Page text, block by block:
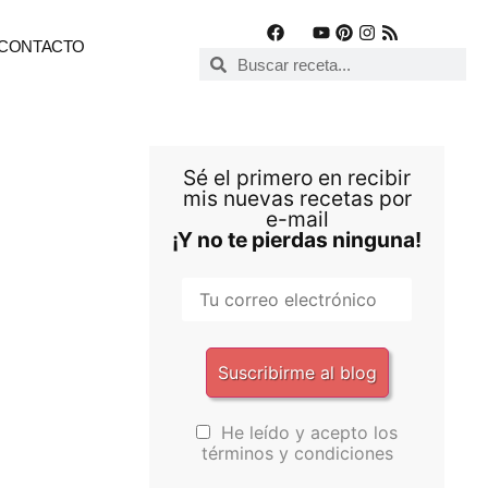
Sé el primero en recibir
mis nuevas recetas por
e-mail
¡Y no te pierdas ninguna!
He leído y acepto los
términos y condiciones